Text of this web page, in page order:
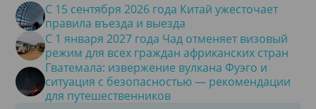
С 15 сентября 2026 года Китай ужесточает
правила въезда и выезда
С 1 января 2027 года Чад отменяет визовый
режим для всех граждан африканских стран
Гватемала: извержение вулкана Фуэго и
ситуация с безопасностью — рекомендации
для путешественников